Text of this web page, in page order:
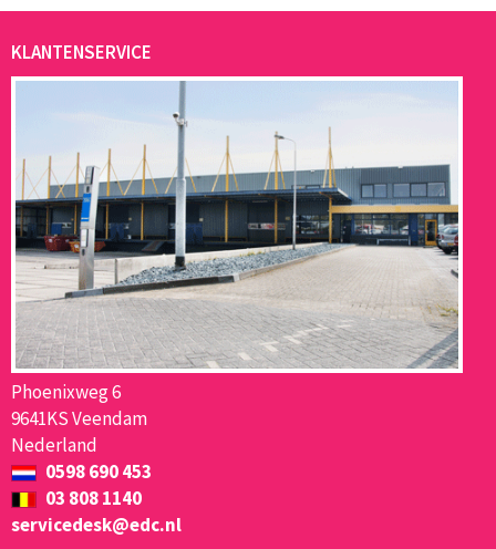
KLANTENSERVICE
Phoenixweg 6
9641KS Veendam
Nederland
0598 690 453
03 808 1140
servicedesk@edc.nl